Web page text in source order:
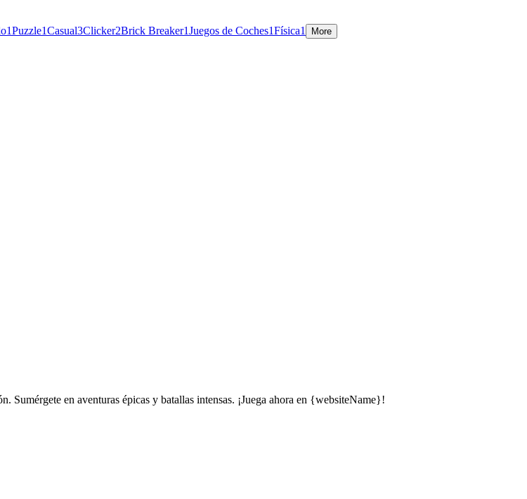
1Puzzle1Casual3Clicker2Brick Breaker1Juegos de Coches1Física1 More
Sumérgete en aventuras épicas y batallas intensas. ¡Juega ahora en {websiteName}!